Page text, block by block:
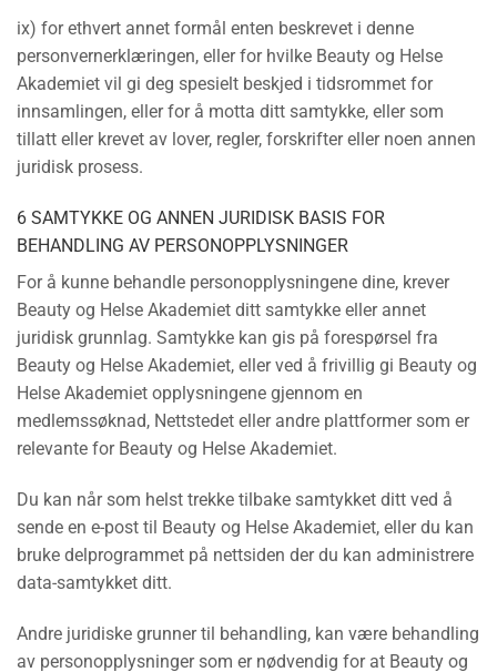
ix) for ethvert annet formål enten beskrevet i denne
personvernerklæringen, eller for hvilke Beauty og Helse
Akademiet vil gi deg spesielt beskjed i tidsrommet for
innsamlingen, eller for å motta ditt samtykke, eller som
tillatt eller krevet av lover, regler, forskrifter eller noen annen
juridisk prosess.
6 SAMTYKKE OG ANNEN JURIDISK BASIS FOR
BEHANDLING AV PERSONOPPLYSNINGER
For å kunne behandle personopplysningene dine, krever
Beauty og Helse Akademiet ditt samtykke eller annet
juridisk grunnlag. Samtykke kan gis på forespørsel fra
Beauty og Helse Akademiet, eller ved å frivillig gi Beauty og
Helse Akademiet opplysningene gjennom en
medlemssøknad, Nettstedet eller andre plattformer som er
relevante for Beauty og Helse Akademiet.
Du kan når som helst trekke tilbake samtykket ditt ved å
sende en e-post til Beauty og Helse Akademiet, eller du kan
bruke delprogrammet på nettsiden der du kan administrere
data-samtykket ditt.
Andre juridiske grunner til behandling, kan være behandling
av personopplysninger som er nødvendig for at Beauty og